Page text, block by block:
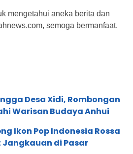
mengetahui aneka berita dan
semoga bermanfaat.
Desa Xidi, Rombongan
Warisan Budaya Anhui
Ikon Pop Indonesia Rossa
di Pasar